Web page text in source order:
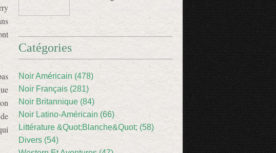
Catégories
Noir Américain (478)
Noir Français (281)
Noir Britannique (84)
Noir Latino-Américain (66)
Littérature &Quot;Blanche&Quot; (58)
Divers (54)